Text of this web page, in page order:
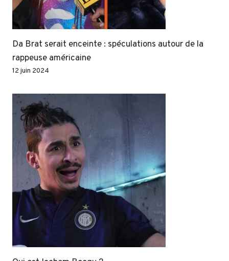
Da Brat serait enceinte : spéculations autour de la
rappeuse américaine
12 juin 2024